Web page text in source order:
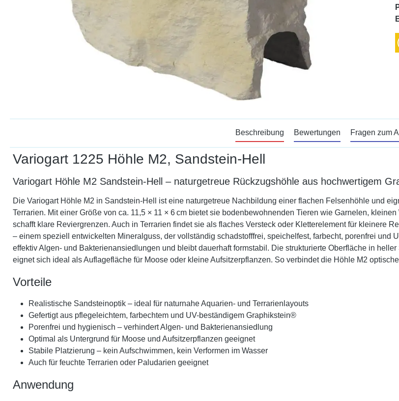
Beschreibung Bewertungen Fragen zum
Variogart 1225 Höhle M2, Sandstein-Hell
Variogart Höhle M2 Sandstein-Hell – naturgetreue Rückzugshöhle aus hochwertigem
Die Variogart Höhle M2 in Sandstein-Hell ist eine naturgetreue Nachbildung einer flachen Felsenhöhle und
Terrarien. Mit einer Größe von ca. 11,5 × 11 × 6 cm bietet sie bodenbewohnenden Tieren wie Garnelen,
schafft klare Reviergrenzen. Auch in Terrarien findet sie als flaches Versteck oder Kletterelement für kleinere
– einem speziell entwickelten Mineralguss, der vollständig schadstofffrei, speichelfest, farbecht, porenfrei und
effektiv Algen- und Bakterienansiedlungen und bleibt dauerhaft formstabil. Die strukturierte Oberfläche in
eignet sich ideal als Auflagefläche für Moose oder kleine Aufsitzerpflanzen. So verbindet die Höhle M2
Vorteile
Realistische Sandsteinoptik – ideal für naturnahe Aquarien- und Terrarienlayouts
Gefertigt aus pflegeleichtem, farbechtem und UV-beständigem Graphikstein®
Porenfrei und hygienisch – verhindert Algen- und Bakterienansiedlung
Optimal als Untergrund für Moose und Aufsitzerpflanzen geeignet
Stabile Platzierung – kein Aufschwimmen, kein Verformen im Wasser
Auch für feuchte Terrarien oder Paludarien geeignet
Anwendung